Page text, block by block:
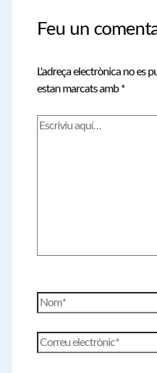
Feu un
L'adreça electrònica no es
estan marcats amb*
Escriviu
Nom*
Correu
electrònic*